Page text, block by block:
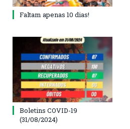
Faltam apenas 10 dias!
Boletins COVID-19
(31/08/2024)